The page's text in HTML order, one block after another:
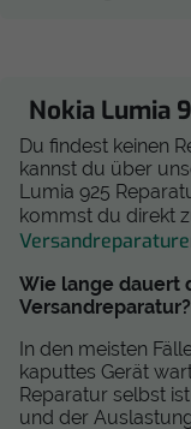
Nokia Lumia
Du findest keinen
kannst du über
Lumia 925
kommst du direkt
Wie lange dauert
Versandreparatur?
In den meisten
kaputtes Gerät
Reparatur selbst
und der